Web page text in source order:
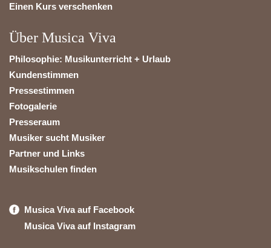
Einen Kurs verschenken
Über Musica Viva
Philosophie: Musikunterricht + Urlaub
Kundenstimmen
Pressestimmen
Fotogalerie
Presseraum
Musiker sucht Musiker
Partner und Links
Musikschulen finden
Musica Viva auf Facebook
Musica Viva auf Instagram